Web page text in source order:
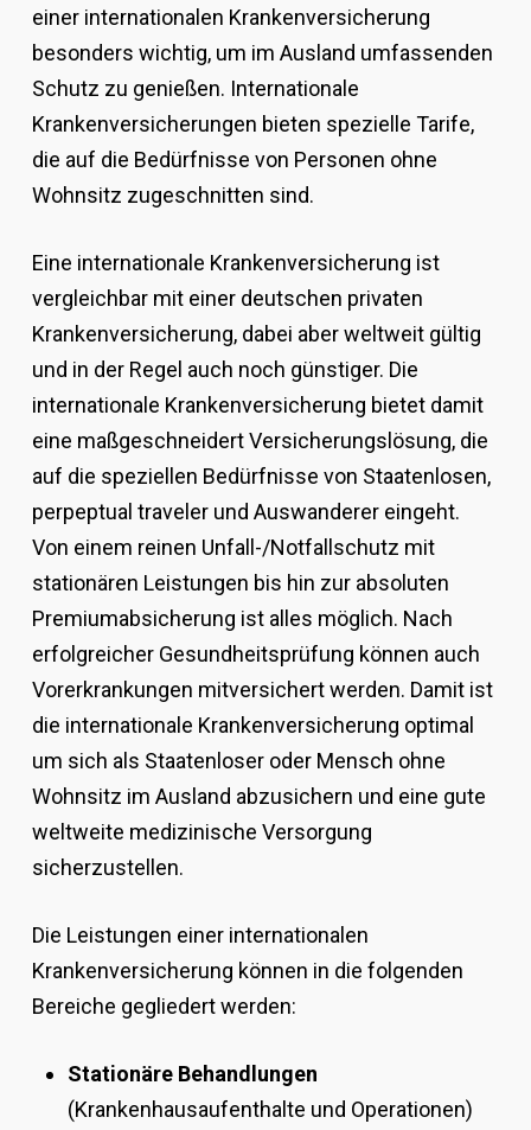
einer internationalen Krankenversicherung
besonders wichtig, um im Ausland umfassenden
Schutz zu genießen. Internationale
Krankenversicherungen bieten spezielle Tarife,
die auf die Bedürfnisse von Personen ohne
Wohnsitz zugeschnitten sind.
Eine internationale Krankenversicherung ist
vergleichbar mit einer deutschen privaten
Krankenversicherung, dabei aber weltweit gültig
und in der Regel auch noch günstiger. Die
internationale Krankenversicherung bietet damit
eine maßgeschneidert Versicherungslösung, die
auf die speziellen Bedürfnisse von Staatenlosen,
perpeptual traveler und Auswanderer eingeht.
Von einem reinen Unfall-/Notfallschutz mit
stationären Leistungen bis hin zur absoluten
Premiumabsicherung ist alles möglich. Nach
erfolgreicher Gesundheitsprüfung können auch
Vorerkrankungen mitversichert werden. Damit ist
die internationale Krankenversicherung optimal
um sich als Staatenloser oder Mensch ohne
Wohnsitz im Ausland abzusichern und eine gute
weltweite medizinische Versorgung
sicherzustellen.
Die Leistungen einer internationalen
Krankenversicherung können in die folgenden
Bereiche gegliedert werden:
Stationäre Behandlungen
(Krankenhausaufenthalte und Operationen)